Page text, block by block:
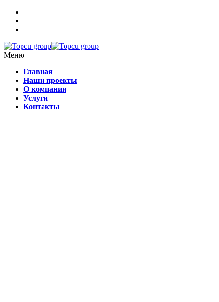
Меню
Главная
Наши проекты
О компании
Услуги
Контакты